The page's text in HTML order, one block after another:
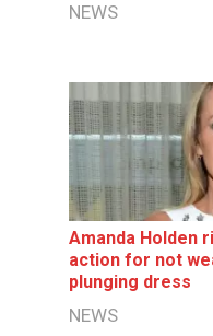
NEWS
Amanda Holden
action for not
plunging dress
NEWS